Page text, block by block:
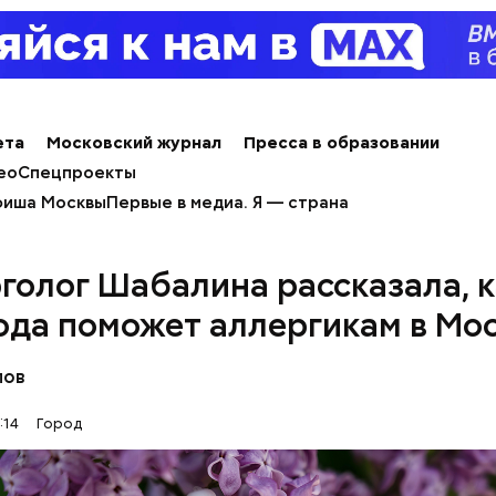
Московский журнал
Пресса в образовании
Спецпроекты
МосквыПервые в медиа. Я — страна
Шабалина рассказала,
поможет аллергикам в
Город
странице сайта karta.mos.ru можно найти
и самые выгодные предложения, которые